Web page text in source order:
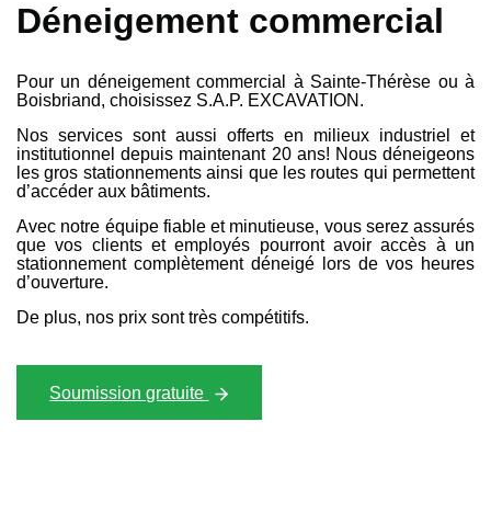
Déneigement commercial
Pour un déneigement commercial à Sainte-Thérèse ou à
Boisbriand, choisissez S.A.P. EXCAVATION.
Nos services sont aussi offerts en milieux industriel et
institutionnel depuis maintenant 20 ans! Nous déneigeons
les gros stationnements ainsi que les routes qui permettent
d’accéder aux bâtiments.
Avec notre équipe fiable et minutieuse, vous serez assurés
que vos clients et employés pourront avoir accès à un
stationnement complètement déneigé lors de vos heures
d’ouverture.
De plus, nos prix sont très compétitifs.
Soumission gratuite
Nous joindre